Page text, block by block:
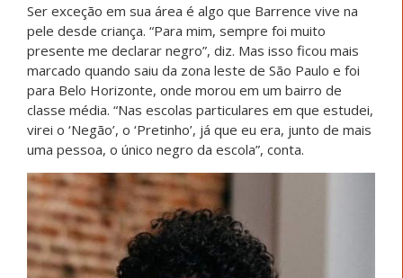
Ser exceção em sua área é algo que Barrence vive na
pele desde criança. “Para mim, sempre foi muito
presente me declarar negro”, diz. Mas isso ficou mais
marcado quando saiu da zona leste de São Paulo e foi
para Belo Horizonte, onde morou em um bairro de
classe média. “Nas escolas particulares em que estudei,
virei o ‘Negão’, o ‘Pretinho’, já que eu era, junto de mais
uma pessoa, o único negro da escola”, conta.